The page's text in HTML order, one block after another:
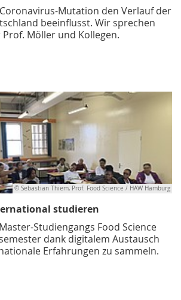
Mutation den Verlauf der
beeinflusst. Wir sprechen
Möller und Kollegen.
© Sebastian Thiem, Prof. Food Science / HAW Hamburg
studieren
Studiengangs Food Science
dank digitalem Austausch
Erfahrungen zu sammeln.